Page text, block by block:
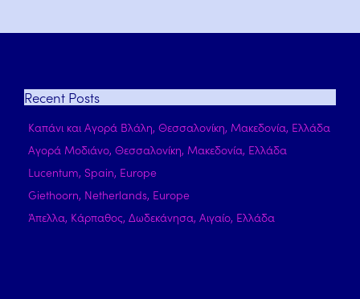
Recent Posts
Καπάνι και Αγορά Βλάλη, Θεσσαλονίκη, Μακεδονία, Ελλάδα
Αγορά Μοδιάνο, Θεσσαλονίκη, Μακεδονία, Ελλάδα
Lucentum, Spain, Europe
Giethoorn, Netherlands, Europe
Άπελλα, Κάρπαθος, Δωδεκάνησα, Αιγαίο, Ελλάδα